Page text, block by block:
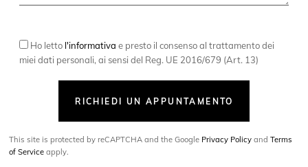
Ho letto l'informativa e presto il consenso al trattamento dei
miei dati personali, ai sensi del Reg. UE 2016/679 (Art. 13)
RICHIEDI UN APPUNTAMENTO
This site is protected by reCAPTCHA and the Google Privacy Policy andTerms
of Service apply.